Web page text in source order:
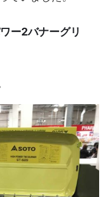
ー2バナーグリ